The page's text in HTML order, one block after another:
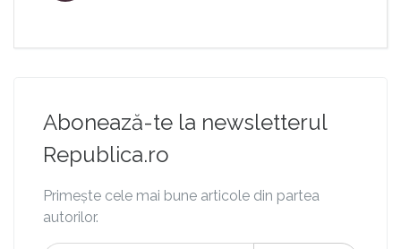
Abonează-te la newsletterul
Republica.ro
Primește cele mai bune articole din partea
autorilor.